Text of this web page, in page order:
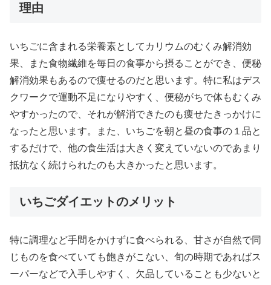
理由
いちごに含まれる栄養素としてカリウムのむくみ解消効
果、また食物繊維を毎日の食事から摂ることができ、便秘
解消効果もあるので痩せるのだと思います。特に私はデス
クワークで運動不足になりやすく、便秘がちで体もむくみ
やすかったので、それが解消できたのも痩せたきっかけに
なったと思います。また、いちごを朝と昼の食事の１品と
するだけで、他の食生活は大きく変えていないのであまり
抵抗なく続けられたのも大きかったと思います。
いちごダイエットのメリット
特に調理など手間をかけずに食べられる、甘さが自然で同
じものを食べていても飽きがこない、旬の時期であればス
ーパーなどで入手しやすく、欠品していることも少ないと